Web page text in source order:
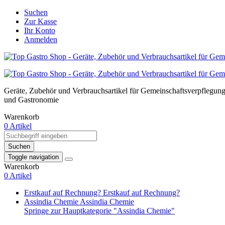
Suchen
Zur Kasse
Ihr Konto
Anmelden
Geräte, Zubehör und Verbrauchsartikel für Gemeinschaftsverpflegung
und Gastronomie
Warenkorb
0 Artikel
Suchen
Toggle navigation
Warenkorb
0 Artikel
Erstkauf auf Rechnung? Erstkauf auf Rechnung?
Assindia Chemie Assindia Chemie
Springe zur Hauptkategorie "Assindia Chemie"